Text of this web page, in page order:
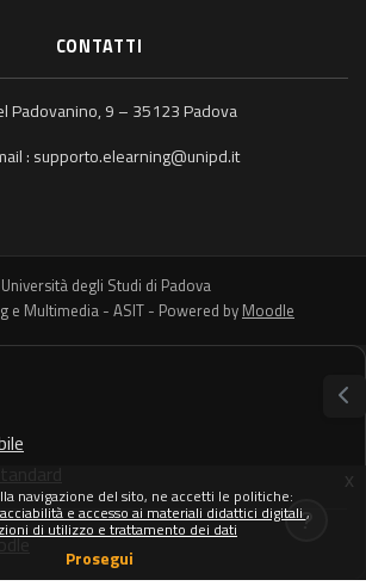
navigazione del sito, ne accetti le politiche:
e accesso ai materiali didattici digitali
di utilizzo e trattamento dei dati
Prosegui
x
CONTATTI
Padovanino, 9 – 35123 Padova
: supporto.elearning@unipd.it
degli Studi di Padova
e Multimedia - ASIT - Powered by Moodle